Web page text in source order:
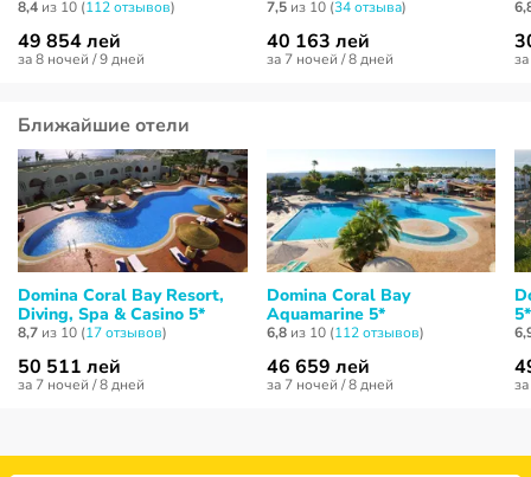
8,4 из 10 (112 отзывов)
49 854 лей
за 8 ночей / 9 дней
7,5из 10 (34 отзывa)
40 163 лей
за 7 ночей / 8 дней
Ближайшие отели
Domina Coral Bay Resort,
Diving, Spa & Casino 5*
8,7 из 10 (17 отзывов)
50 511 лей
за 7 ночей / 8 дней
Domina Coral Bay
Aquamarine 5*
6,8из 10 (112 отзывов)
46 659 лей
за 7 ночей / 8 дней
5*